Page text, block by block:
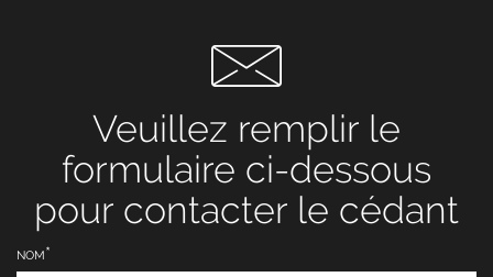
Veuillez remplir le
formulaire ci-dessous
pour contacter le cédant
NOM